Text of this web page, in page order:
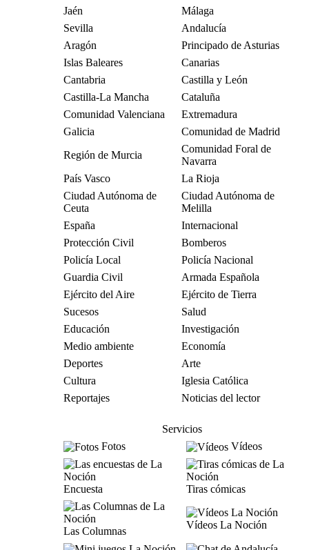
Jaén
Málaga
Sevilla
Andalucía
Aragón
Principado de Asturias
Islas Baleares
Canarias
Cantabria
Castilla y León
Castilla-La Mancha
Cataluña
Comunidad Valenciana
Extremadura
Galicia
Comunidad de Madrid
Región de Murcia
Comunidad Foral de
Navarra
País Vasco
La Rioja
Ciudad Autónoma de
Ceuta
Ciudad Autónoma de
Melilla
España
Internacional
Protección Civil
Bomberos
Policía Local
Policía Nacional
Guardia Civil
Armada Española
Ejército del Aire
Ejército de Tierra
Sucesos
Salud
Educación
Investigación
Medio ambiente
Economía
Deportes
Arte
Cultura
Iglesia Católica
Reportajes
Noticias del lector
Servicios
Fotos
Vídeos
Encuesta Tiras cómicas
Las Columnas
Vídeos La Noción